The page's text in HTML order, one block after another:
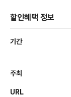
할인혜택 정보
기간
주최
URL